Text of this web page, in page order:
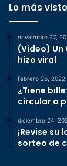
Lo más visto
noviembre 27,
(Video)
hizo viral
febrero 26, 2022
¿Tiene
circular a
diciembre 24,
¡Revise
sorteo de